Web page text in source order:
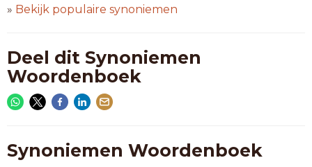
» Bekijk populaire synoniemen
Deel dit Synoniemen
Woordenboek
Synoniemen Woordenboek